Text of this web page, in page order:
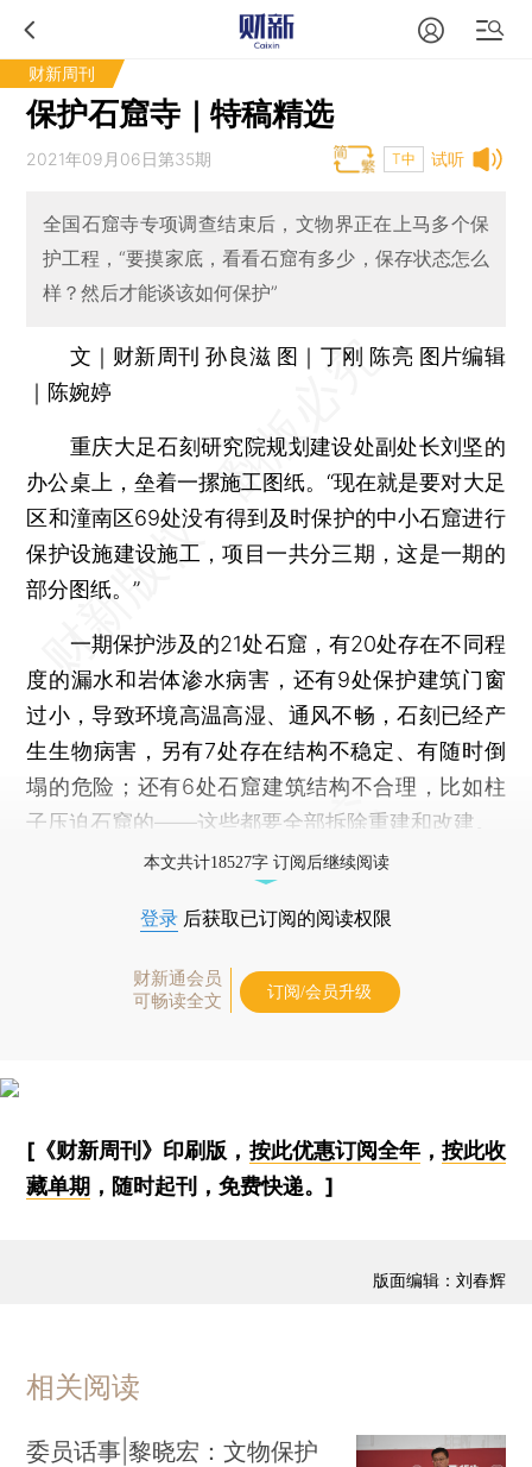
财新周刊
保护石窟寺｜特稿精选
试听
2021年09月06日第35期 T中
全国石窟寺专项调查结束后，文物界正在上马多个保
护工程，“要摸家底，看看石窟有多少，保存状态怎么
样？然后才能谈该如何保护”
文｜财新周刊 孙良滋 图｜丁刚 陈亮 图片编辑
｜陈婉婷
重庆大足石刻研究院规划建设处副处长刘坚的
办公桌上，垒着一摞施工图纸。“现在就是要对大足
区和潼南区69处没有得到及时保护的中小石窟进行
保护设施建设施工，项目一共分三期，这是一期的
部分图纸。”
一期保护涉及的21处石窟，有20处存在不同程
度的漏水和岩体渗水病害，还有9处保护建筑门窗
过小，导致环境高温高湿、通风不畅，石刻已经产
生生物病害，另有7处存在结构不稳定、有随时倒
塌的危险；还有6处石窟建筑结构不合理，比如柱
子压迫石窟的——这些都要全部拆除重建和改建。
本文共计18527字 订阅后继续阅读
登录 后获取已订阅的阅读权限
财新通会员
可畅读全文
订阅/会员升级
[《财新周刊》印刷版， 按此优惠订阅全年， 按此收
藏单期 ，随时起刊，免费快递。]
版面编辑：刘春辉
相关阅读
委员话事|黎晓宏：文物保护